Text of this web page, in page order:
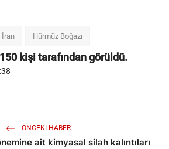
İran Hürmüz Boğazı
kişi tarafından görüldü.
ÖNCEKI HABER
ait kimyasal silah kalıntıları